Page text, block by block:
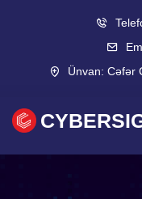
Ünvan: Cəfər